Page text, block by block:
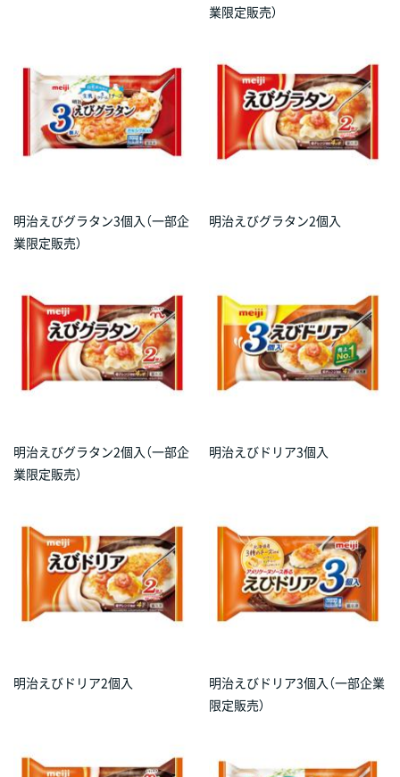
業限定販売）
明治えびグラタン3個入（一部企
業限定販売）
明治えびグラタン2個入
明治えびグラタン2個入（一部企
業限定販売）
明治えびドリア3個入
明治えびドリア2個入
明治えびドリア3個入（一部企業
限定販売）